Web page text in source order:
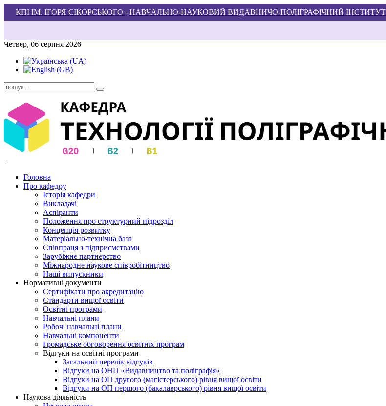
КПІ ІМ. ІГОРЯ СІКОРСЬКОГО - НАВЧАЛЬНО-НАУКОВИЙ ВИДАВНИЧО-ПОЛІГРАФІЧНИЙ ІНСТИТУТ
Четвер, 06 серпня 2026
Головна
Про кафедру
Історія кафедри
Викладачі
Аспіранти
Положення про структурний підрозділ
Концепція розвитку
Матеріально-технічна база
Співпраця з підприємствами
Зарубіжне партнерство
Міжнародне наукове співробітництво
Наші випускники
Нормативні документи
Сертифікати про акредитацію
Стандарти вищої освіти
Освітні програми
Навчальні плани
Робочі навчальні плани
Навчальні компоненти
Громадське обговорення освітніх програм
Відгуки на освітні програми
Загальний перелік відгуків
Відгуки на ОНП «Видавництво та поліграфія»
Відгуки на ОП другого (магістерського) рівня вищої освіти
Відгуки на ОП першого (бакалаврського) рівня вищої освіти
Наукова діяльність